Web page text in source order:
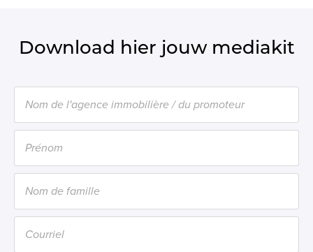
Download hier jouw mediakit